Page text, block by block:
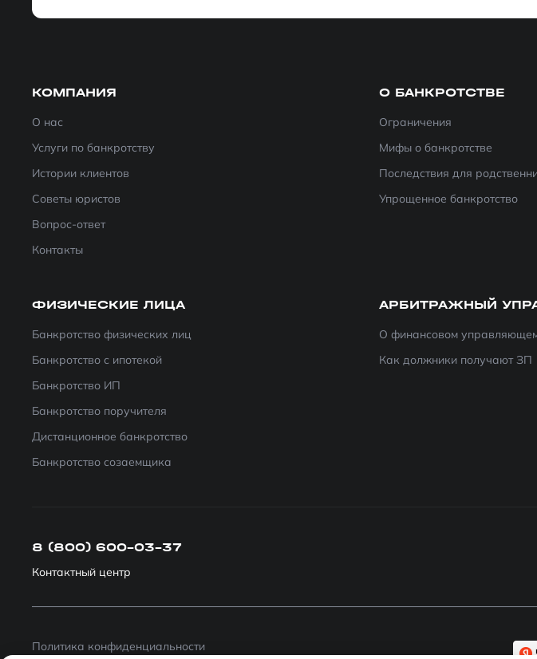
КОМПАНИЯ
О нас
Услуги по банкротству
Истории клиентов
Советы юристов
Вопрос-ответ
Контакты
О БАНКРОТСТВЕ
Ограничения
Мифы о банкротстве
Последствия для
Упрощенное банкротство
ФИЗИЧЕСКИЕ ЛИЦА
Банкротство физических лиц
Банкротство с ипотекой
Банкротство ИП
Банкротство поручителя
Дистанционное банкротство
Банкротство созаемщика
АРБИТРАЖНЫЙ
О финансовом
Как должники получают ЗП
8 (800) 600-03-37
Контактный центр
Политика конфиденциальности